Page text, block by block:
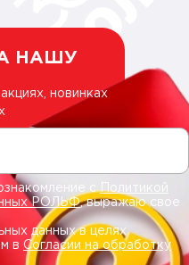
НАШУ
новинках
сПолитикой
РОЛЬФ, выражаю свое
данных в целях
в Согласии на обработку